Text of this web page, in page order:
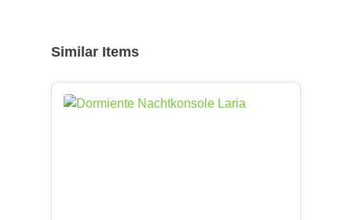
Produktgalerie überspringen
Similar Items